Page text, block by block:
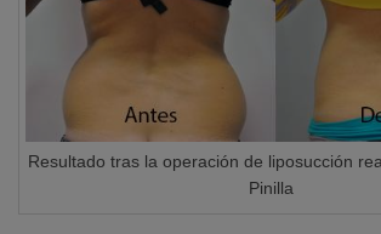
Resultado tras la operación de liposucción
Pinilla